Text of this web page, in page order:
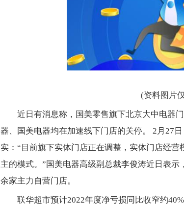
(资料图片
近日有消息称，国美零售旗下北京大中电器
器、国美电器均在加速线下门店的关停。 2月27
实：“目前旗下实体门店正在调整，实体门店经
主的模式。”国美电器高级副总裁李俊涛近日表
余家主力自营门店。
联华超市预计2022年度净亏损同比收窄约